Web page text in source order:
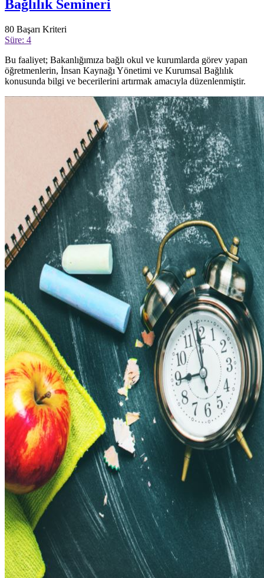
Bağlılık Semineri
80 Başarı Kriteri
Süre: 4
Bu faaliyet; Bakanlığımıza bağlı okul ve kurumlarda görev yapan
öğretmenlerin, İnsan Kaynağı Yönetimi ve Kurumsal Bağlılık
konusunda bilgi ve becerilerini artırmak amacıyla düzenlenmiştir.